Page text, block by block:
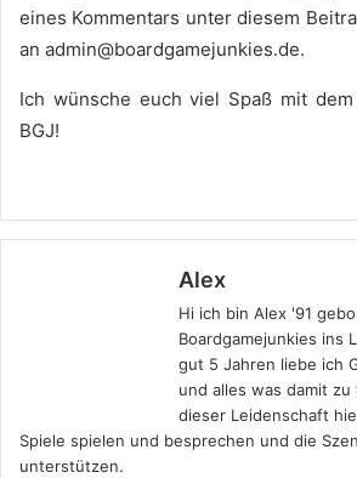
eines Kommentars unter diesem
an admin@boardgamejunkies.de.
Ich wünsche euch viel Spaß mit
BGJ!
Alex
Hi ich bin Alex '91
Boardgamejunkies ins
gut 5 Jahren liebe ich
und alles was damit
dieser Leidenschaft
Spiele spielen und besprechen und die
unterstützen.